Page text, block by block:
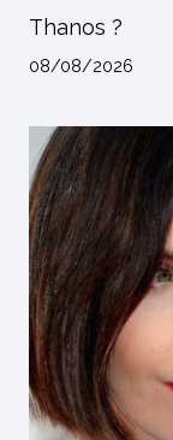
Thanos ?
08/08/2026